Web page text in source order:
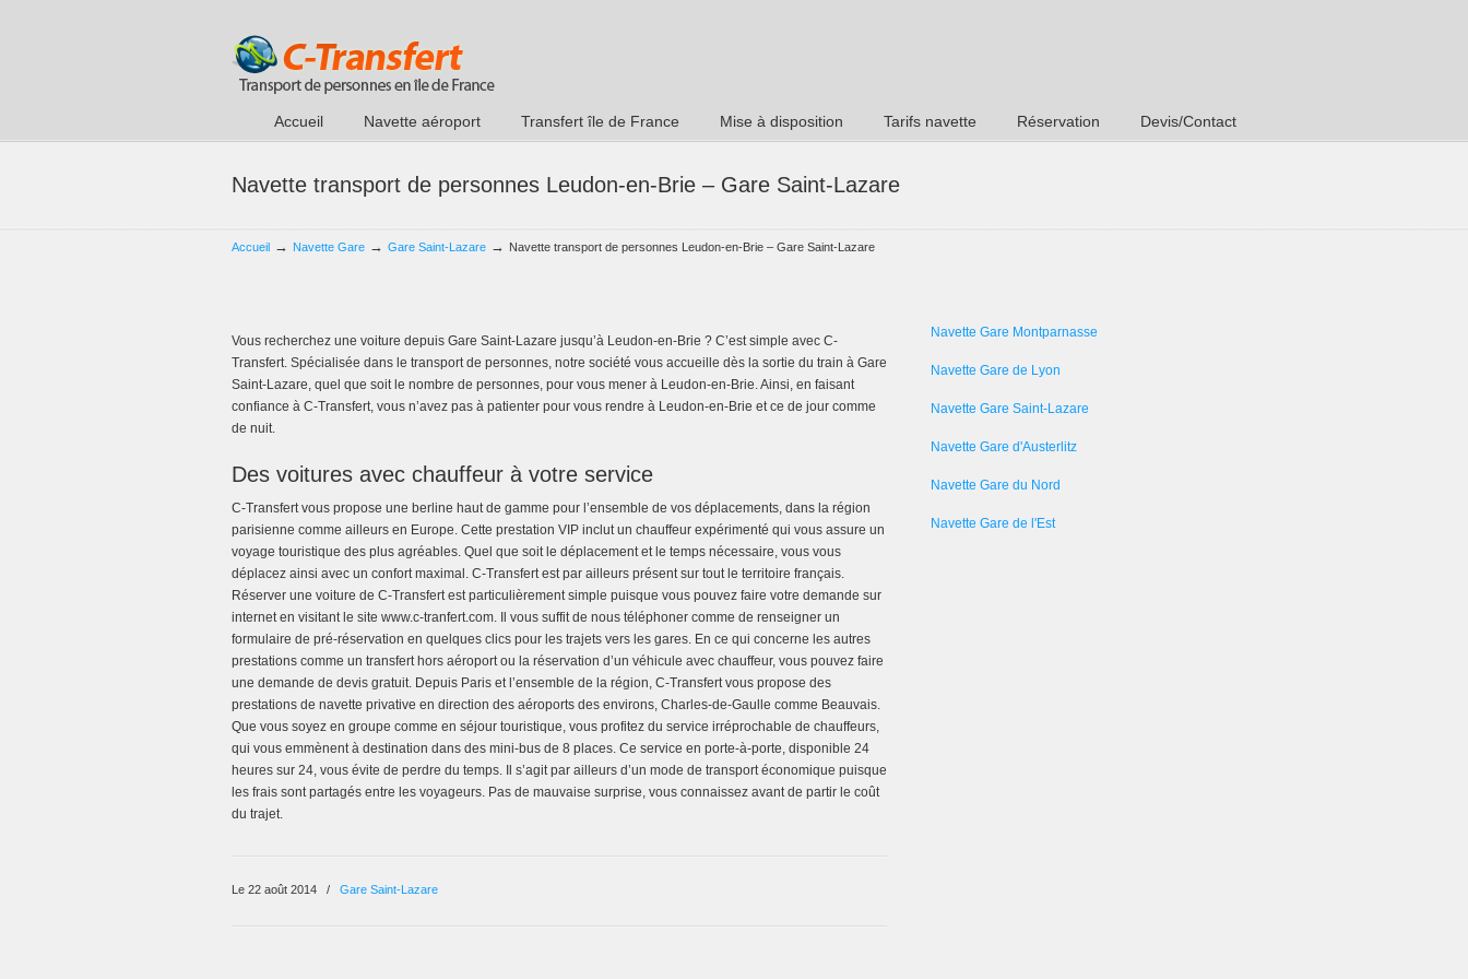
Accueil Navette aéroport Transfert île de France Mise à disposition Tarifs navette Réservation Devis/Contact
Navette transport de personnes Leudon-en-Brie – Gare Saint-Lazare
Accueil → Navette Gare → Gare Saint-Lazare → Navette transport de personnes Leudon-en-Brie – Gare Saint-Lazare
Vous recherchez une voiture depuis Gare Saint-Lazare jusqu’à Leudon-en-Brie ? C’est simple avec C-
Transfert. Spécialisée dans le transport de personnes, notre société vous accueille dès la sortie du train à Gare
Saint-Lazare, quel que soit le nombre de personnes, pour vous mener à Leudon-en-Brie. Ainsi, en faisant
confiance à C-Transfert, vous n’avez pas à patienter pour vous rendre à Leudon-en-Brie et ce de jour comme
de nuit.
Des voitures avec chauffeur à votre service
C-Transfert vous propose une berline haut de gamme pour l’ensemble de vos déplacements, dans la région
parisienne comme ailleurs en Europe. Cette prestation VIP inclut un chauffeur expérimenté qui vous assure un
voyage touristique des plus agréables. Quel que soit le déplacement et le temps nécessaire, vous vous
déplacez ainsi avec un confort maximal. C-Transfert est par ailleurs présent sur tout le territoire français.
Réserver une voiture de C-Transfert est particulièrement simple puisque vous pouvez faire votre demande sur
internet en visitant le site www.c-tranfert.com. Il vous suffit de nous téléphoner comme de renseigner un
formulaire de pré-réservation en quelques clics pour les trajets vers les gares. En ce qui concerne les autres
prestations comme un transfert hors aéroport ou la réservation d’un véhicule avec chauffeur, vous pouvez faire
une demande de devis gratuit. Depuis Paris et l’ensemble de la région, C-Transfert vous propose des
prestations de navette privative en direction des aéroports des environs, Charles-de-Gaulle comme Beauvais.
Que vous soyez en groupe comme en séjour touristique, vous profitez du service irréprochable de chauffeurs,
qui vous emmènent à destination dans des mini-bus de 8 places. Ce service en porte-à-porte, disponible 24
heures sur 24, vous évite de perdre du temps. Il s’agit par ailleurs d’un mode de transport économique puisque
les frais sont partagés entre les voyageurs. Pas de mauvaise surprise, vous connaissez avant de partir le coût
du trajet.
Le 22 août 2014 / Gare Saint-Lazare
Navette Gare Montparnasse
Navette Gare de Lyon
Navette Gare Saint-Lazare
Navette Gare d'Austerlitz
Navette Gare du Nord
Navette Gare de l'Est